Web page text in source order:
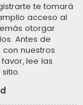
te tomará
acceso al
otorgar
Antes de
nuestros
lee las